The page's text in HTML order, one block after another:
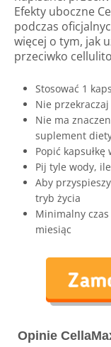
Efekty uboczne
podczas
więcej o tym, jak
przeciwko
Stosować 1
Nie
Nie ma
suplement
Popić
Pij tyle wody,
Aby
tryb życia
Minimalny
miesiąc
Opinie